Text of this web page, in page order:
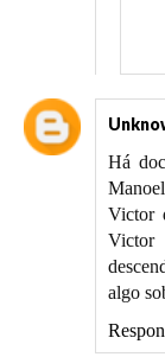
Há
Victor
algo